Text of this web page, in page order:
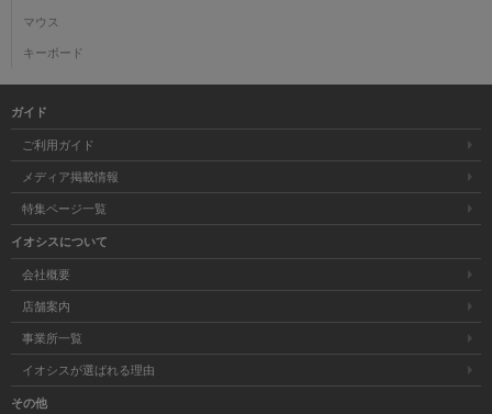
マウス
キーボード
ガイド
ご利用ガイド
メディア掲載情報
特集ページ一覧
イオシスについて
会社概要
店舗案内
事業所一覧
イオシスが選ばれる理由
その他